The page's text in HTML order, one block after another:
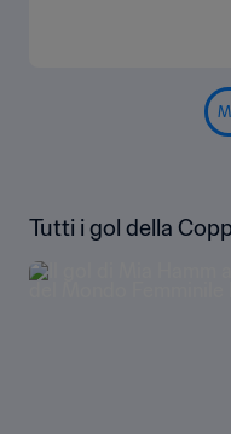
Tutti i gol della
mminile FIFA USA